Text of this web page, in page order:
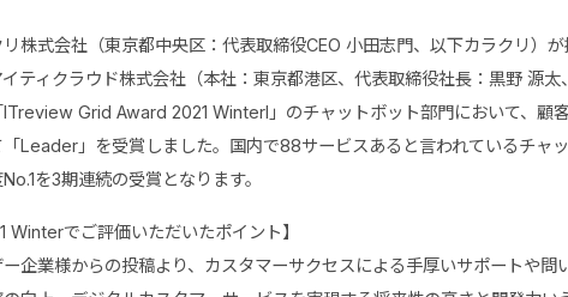
リ株式会社（東京都中央区：代表取締役CEO 小田志門、以下カラクリ）
イティクラウド株式会社（本社：東京都港区、代表取締役社長：黒野 源
ITreview Grid Award 2021 Winterl」のチャットボット部門において、顧
「Leader」を受賞しました。国内で88サービスあると言われているチャ
を3期連続の受賞となります。
Winterでご評価いただいたポイント】
ー企業様からの投稿より、カスタマーサクセスによる手厚いサポートや問